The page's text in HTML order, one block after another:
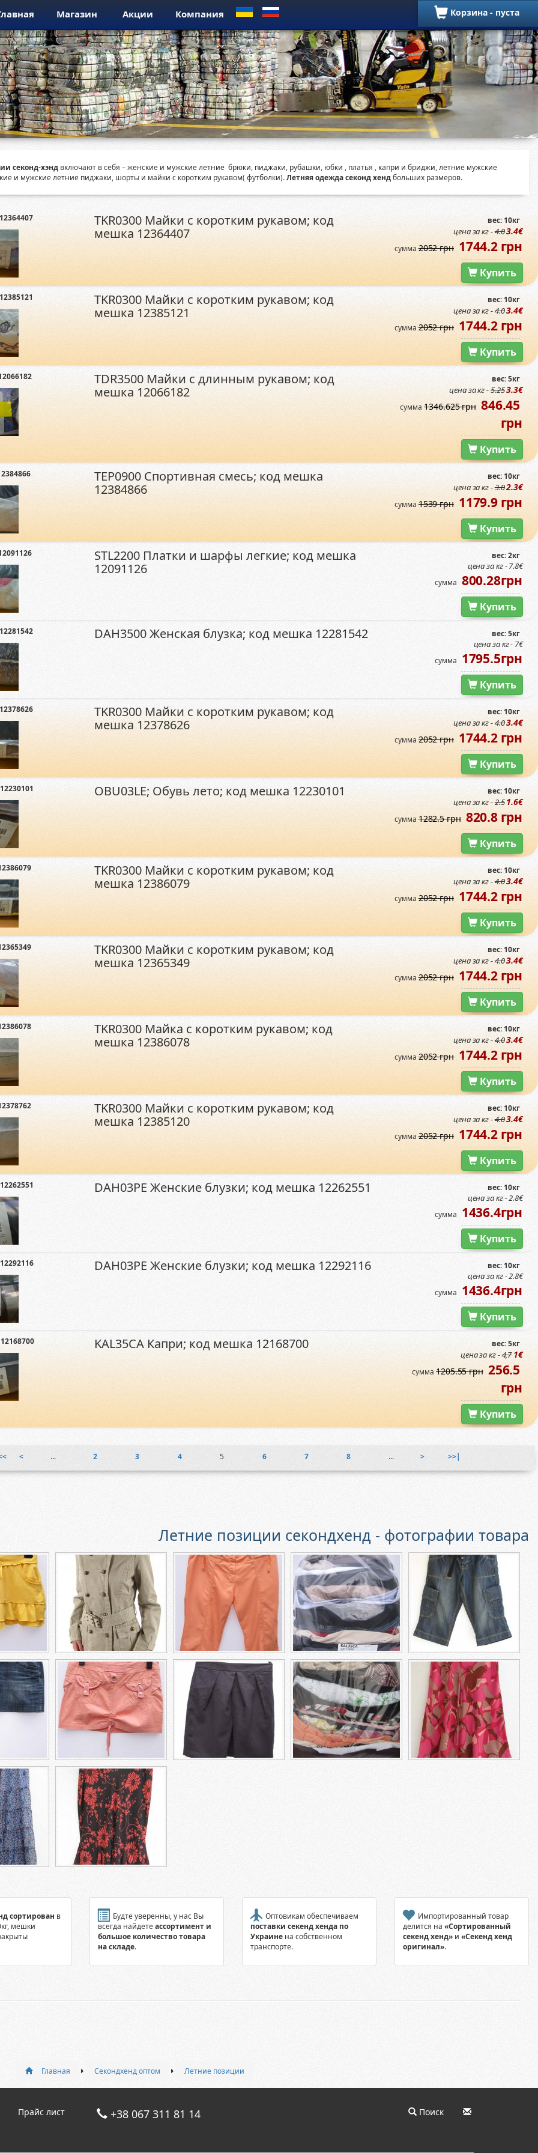
Магазин Акции Компания
Летние позиции
секонд-хэндвключают в себя – женские и мужские летние брюки, пиджаки, рубашки, юбки , платья , капри и бриджи, летние мужские
и мужские летние пиджаки, шорты и майки с коротким рукавом( футболки).Летняя одежда секонд хендбольших размеров.
TKR0300 Майки с коротким рукавом; код
мешка 12364407
вес: 10кг
цена за кг -4.03.4€
сумма2052 грн 1744.2 грн
Купить
TKR0300 Майки с коротким рукавом; код
мешка 12385121
вес: 10кг
цена за кг -4.03.4€
сумма2052 грн 1744.2 грн
Купить
TDR3500 Майки с длинным рукавом; код
мешка 12066182
вес: 5кг
цена за кг -5.253.3€
сумма1346.625 грн 846.45
грн
Купить
TEP0900 Спортивная смесь; код мешка
12384866
вес: 10кг
цена за кг -3.02.3€
сумма1539 грн 1179.9 грн
Купить
STL2200 Платки и шарфы легкие; код мешка
12091126
вес: 2кг
цена за кг - 7.8€
сумма 800.28грн
Купить
DAH3500 Женская блузка; код мешка 12281542 вес: 5кг
цена за кг - 7€
сумма 1795.5грн
Купить
TKR0300 Майки с коротким рукавом; код
мешка 12378626
вес: 10кг
цена за кг -4.03.4€
сумма2052 грн 1744.2 грн
Купить
OBU03LE; Обувь лето; код мешка 12230101 вес: 10кг
цена за кг -2.51.6€
сумма1282.5 грн 820.8 грн
Купить
TKR0300 Майки с коротким рукавом; код
мешка 12386079
вес: 10кг
цена за кг -4.03.4€
сумма2052 грн 1744.2 грн
Купить
TKR0300 Майки с коротким рукавом; код
мешка 12365349
вес: 10кг
цена за кг -4.03.4€
сумма2052 грн 1744.2 грн
Купить
TKR0300 Майка с коротким рукавом; код
мешка 12386078
вес: 10кг
цена за кг -4.03.4€
сумма2052 грн 1744.2 грн
Купить
TKR0300 Майки с коротким рукавом; код
мешка 12385120
вес: 10кг
цена за кг -4.03.4€
сумма2052 грн 1744.2 грн
Купить
DAH03PE Женские блузки; код мешка 12262551 вес: 10кг
цена за кг - 2.8€
сумма 1436.4грн
Купить
DAH03PE Женские блузки; код мешка 12292116 вес: 10кг
цена за кг - 2.8€
сумма 1436.4грн
Купить
KAL35CA Капри; код мешка 12168700 вес: 5кг
цена за кг -4,7 1€
сумма1205.55 грн 256.5
грн
Купить
< ... 2 3 4 5 6 7 8 ... > >>|
Летние позиции секондхенд - фотографии товара
сортирован в
мешки
Будте уверенны, у нас Вы
всегда найдетеассортимент и
большое количество товара
на складе.
Оптовикам обеспечиваем
поставки секенд хенда по
Украине на собственном
транспорте.
Импортированный товар
делится на«Сортированный
секенд хенд» и«Секенд хенд
оригинал».
Главная Секондхенд оптом Летние позиции
Прайс лист +38 067 311 81 14 Поиск
Корзина - пуста